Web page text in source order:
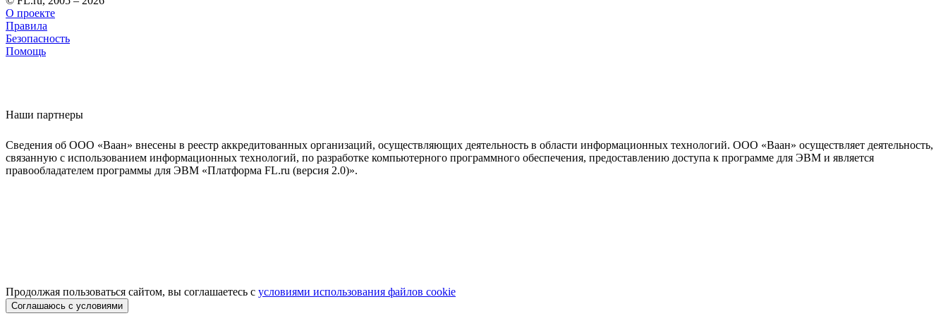
О проекте
Правила
Безопасность
Помощь
Наши партнеры
Сведения об ООО «Ваан» внесены в реестр аккредитованных организаций, осуществляющих деятельность в области информационных технологий. ООО «Ваан» осуществляет деятельность,
связанную с использованием информационных технологий, по разработке компьютерного программного обеспечения, предоставлению доступа к программе для ЭВМ и является
правообладателем программы для ЭВМ «Платформа FL.ru (версия 2.0)».
Продолжая пользоваться сайтом, вы соглашаетесь с условиями использования файлов cookie
Соглашаюсь с условиями